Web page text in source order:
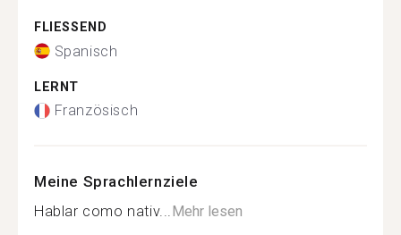
FLIESSEND
Spanisch
LERNT
Französisch
Meine Sprachlernziele
Hablar como nativ...Mehr lesen